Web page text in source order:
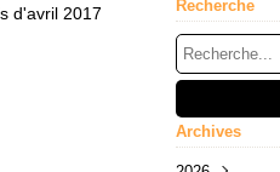
d'avril 2017
Recherche
Archives